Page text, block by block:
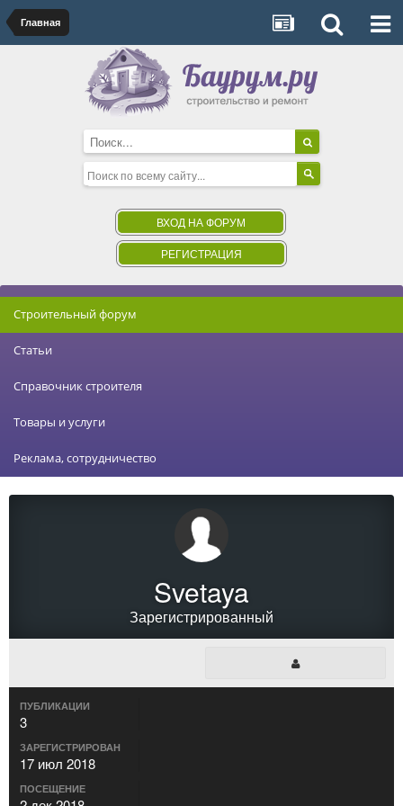
Главная
ВХОД НА ФОРУМ
РЕГИСТРАЦИЯ
Строительный форум
Статьи
Справочник строителя
Товары и услуги
Реклама, сотрудничество
Svetaya
Зарегистрированный
ПУБЛИКАЦИИ
3
ЗАРЕГИСТРИРОВАН
17 июл 2018
ПОСЕЩЕНИЕ